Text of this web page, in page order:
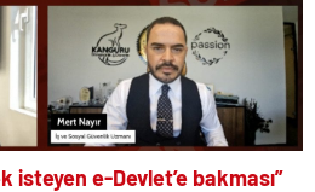
isteyen e-Devlet’e bakması”